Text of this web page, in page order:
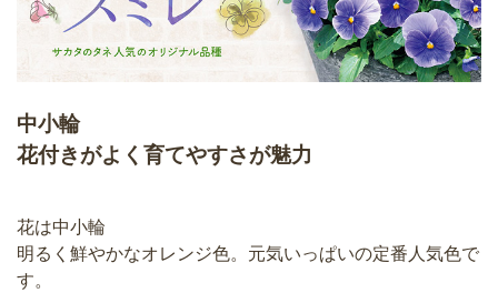
中小輪
花付きがよく育てやすさが魅力
花は中小輪
明るく鮮やかなオレンジ色。元気いっぱいの定番人気色で
す。